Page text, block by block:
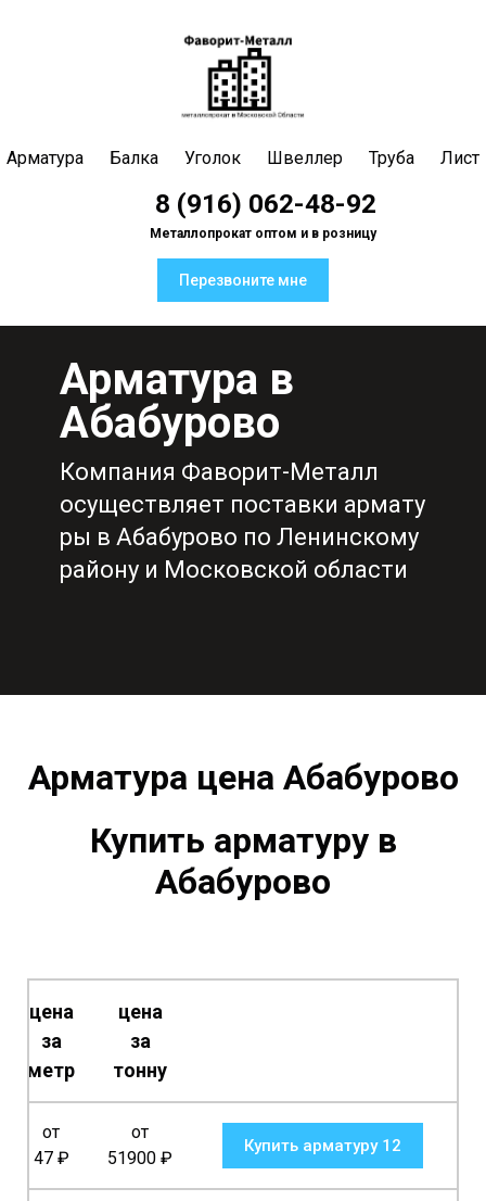
Арматура Балка Уголок Швеллер Труба Лист
8 (916) 062-48-92
Металлопрокат оптом и в розницу
Перезвоните мне
Арматура в
Абабурово
Компания Фаворит-Металл
осуществляет поставки армату
ры в Абабурово по Ленинскому
району и Московской области
Арматура цена Абабурово
Купить арматуру в
Абабурово
цена
за
метр
цена
за
тонну
от
47₽
от
51900 ₽
Купить арматуру 12